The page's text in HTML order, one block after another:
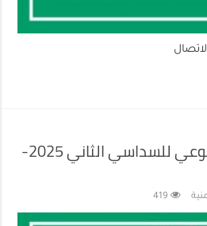
رزنامة التوقيت الأسبوعي للسداسي الثاني 2025-
419